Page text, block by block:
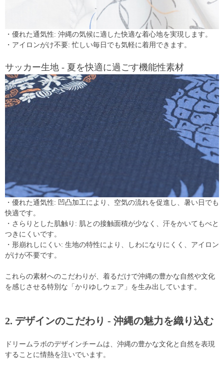
・優れた通気性: 沖縄の気候に適した快適な着心地を実現します。
・アイロンがけ不要: 忙しい毎日でも気軽に着用できます。
サッカー生地 - 夏を快適に過ごす機能性素材
・優れた通気性: 凹凸加工により、空気の流れを促進し、暑い日でも
快適です。
・さらりとした肌触り: 肌との接触面積が少なく、汗をかいてもべと
つきにくいです。
・形崩れしにくい: 生地の特性により、しわになりにくく、アイロン
がけが不要です。
これらの素材へのこだわりが、着るだけで沖縄の豊かな自然や文化
を感じさせる特別な「かりゆしウェア」を生み出しています。
2. デザインのこだわり - 沖縄の魅力を織り込む
ドリームラボのデザインチームは、沖縄の豊かな文化と自然を表現
することに情熱を注いでいます。